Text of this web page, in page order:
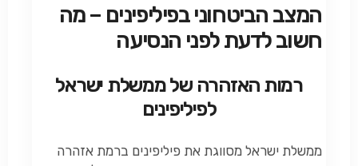
המצב הביטחוני בפיליפינים – מה
חשוב לדעת לפני הנסיעה
רמות האזהרה של ממשלת ישראל
לפיליפינים
ממשלת ישראל מסווגת את פיליפינים ברמת אזהרה